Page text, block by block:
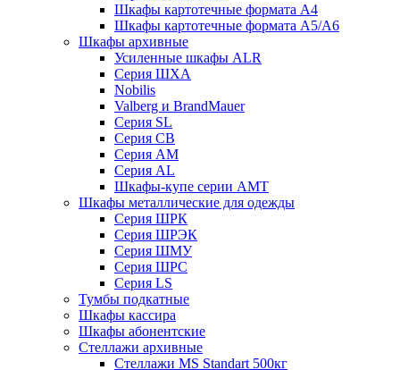
Шкафы картотечные формата А4
Шкафы картотечные формата А5/А6
Шкафы архивные
Усиленные шкафы ALR
Серия ШХА
Nobilis
Valberg и BrandMauer
Cерия SL
Серия СВ
Серия АМ
Серия AL
Шкафы-купе серии AMT
Шкафы металлические для одежды
Серия ШРК
Серия ШРЭК
Серия ШМУ
Серия ШРС
Серия LS
Тумбы подкатные
Шкафы кассира
Шкафы абонентские
Стеллажи архивные
Стеллажи MS Standart 500кг